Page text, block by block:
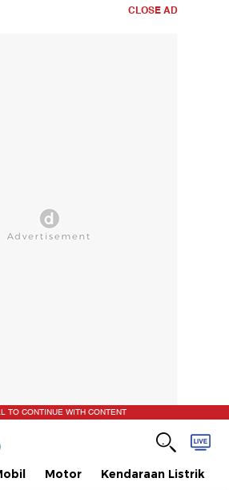
CLOSE AD
TO CONTINUE WITH CONTENT
Motor Kendaraan Listrik